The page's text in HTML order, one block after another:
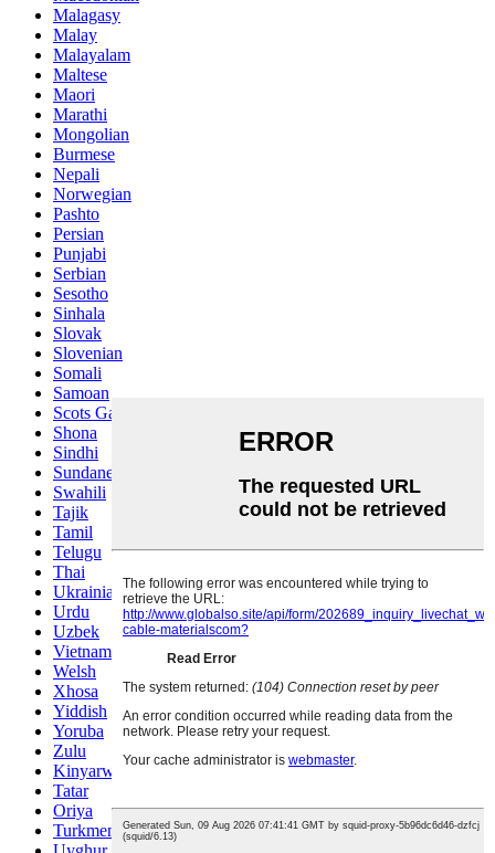
Malagasy
Malay
Malayalam
Maltese
Maori
Marathi
Mongolian
Burmese
Nepali
Norwegian
Pashto
Persian
Punjabi
Serbian
Sesotho
Sinhala
Slovak
Slovenian
Somali
Samoan
Scots Gaelic
Shona
Sindhi
Sundanese
Swahili
Tajik
Tamil
Telugu
Thai
Ukrainian
Urdu
Uzbek
Vietnamese
Welsh
Xhosa
Yiddish
Yoruba
Zulu
Kinyarwanda
Tatar
Oriya
Turkmen